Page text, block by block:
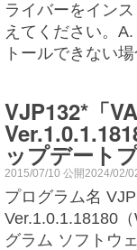
ライバーをイン
えてください。
トールできない
VJP132*「
ップデート
2015/07/10 公開2024/02/
プログラム名
Ver.1.0.1.18180
グラム ソフトウ